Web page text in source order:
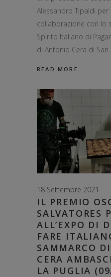
Alessandro Tipaldi per
collaborazione con lo
Spirito Italiano di
di Antonio Cera di San
READ MORE
18 Settembre 2021
IL PREMIO
SALVATORES
ALL’EXPO DI
FARE
SAMMARCO
CERA
LA PUGLIA